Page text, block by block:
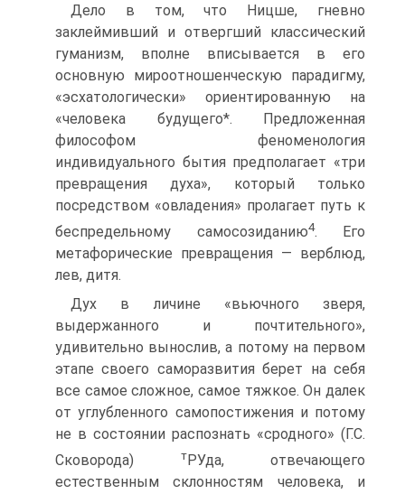
Дело в том, что Ницше, гневно
заклеймивший и отвергший классический
гуманизм, вполне вписывается в его
основную мироотношенческую парадигму,
«эсхатологически» ориентированную на
«человека будущего*. Предложенная
философом феноменология
индивидуального бытия предполагает «три
превращения духа», который только
посредством «овладения» пролагает путь к
беспредельному самосозиданию4. Его
метафорические превращения — верблюд,
лев, дитя.
Дух в личине «вьючного зверя,
выдержанного и почтительного»,
удивительно вынослив, а потому на первом
этапе своего саморазвития берет на себя
все самое сложное, самое тяжкое. Он далек
от углубленного самопостижения и потому
не в состоянии распознать «сродного» (Г.С.
Сковорода)
т РУда, отвечающего
естественным склонностям человека, и